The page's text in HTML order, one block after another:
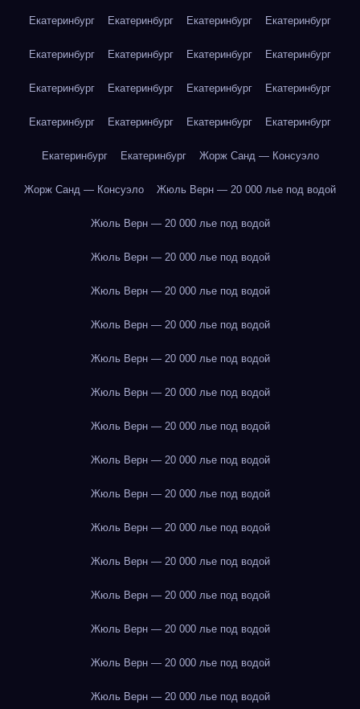
Екатеринбург Екатеринбург Екатеринбург Екатеринбург
Екатеринбург Екатеринбург Екатеринбург Екатеринбург
Екатеринбург Екатеринбург Екатеринбург Екатеринбург
Екатеринбург Екатеринбург Екатеринбург Екатеринбург
Екатеринбург Екатеринбург Жорж Санд — Консуэло
Жорж Санд — Консуэло Жюль Верн — 20 000 лье под водой
Жюль Верн — 20 000 лье под водой
Жюль Верн — 20 000 лье под водой
Жюль Верн — 20 000 лье под водой
Жюль Верн — 20 000 лье под водой
Жюль Верн — 20 000 лье под водой
Жюль Верн — 20 000 лье под водой
Жюль Верн — 20 000 лье под водой
Жюль Верн — 20 000 лье под водой
Жюль Верн — 20 000 лье под водой
Жюль Верн — 20 000 лье под водой
Жюль Верн — 20 000 лье под водой
Жюль Верн — 20 000 лье под водой
Жюль Верн — 20 000 лье под водой
Жюль Верн — 20 000 лье под водой
Жюль Верн — 20 000 лье под водой